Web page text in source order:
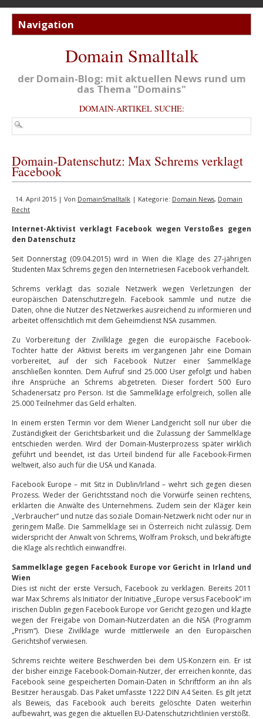
Domain Smalltalk
der Domain-Blog: mit aktuellen News rund um
das Thema "Domains"
DOMAIN-ARTIKEL SUCHE:
Domain-Datenschutz: Max Schrems verklagt
Facebook
14. April 2015 | Von DomainSmalltalk | Kategorie: Domain News, Domain
Recht
Internet-Aktivist verklagt Facebook wegen Verstoßes gegen
den Datenschutz
Seit Donnerstag (09.04.2015) wird in Wien die Klage des 27-jährigen
Studenten Max Schrems gegen den Internetriesen Facebook verhandelt.
Schrems verklagt das soziale Netzwerk wegen Verletzungen der
europäischen Datenschutzregeln. Facebook sammle und nutze die
Daten, ohne die Nutzer des Netzwerkes ausreichend zu informieren und
arbeitet offensichtlich mit dem Geheimdienst NSA zusammen.
Zu Vorbereitung der Zivilklage gegen die europäische Facebook-
Tochter hatte der Aktivist bereits im vergangenen Jahr eine Domain
vorbereitet, auf der sich Facebook Nutzer einer Sammelklage
anschließen konnten. Dem Aufruf sind 25.000 User gefolgt und haben
ihre Ansprüche an Schrems abgetreten. Dieser fordert 500 Euro
Schadenersatz pro Person. Ist die Sammelklage erfolgreich, sollen alle
25.000 Teilnehmer das Geld erhalten.
In einem ersten Termin vor dem Wiener Landgericht soll nur über die
Zuständigkeit der Gerichtsbarkeit und die Zulassung der Sammelklage
entschieden werden. Wird der Domain-Musterprozess später wirklich
geführt und beendet, ist das Urteil bindend für alle Facebook-Firmen
weltweit, also auch für die USA und Kanada.
Facebook Europe – mit Sitz in Dublin/Irland – wehrt sich gegen diesen
Prozess. Weder der Gerichtsstand noch die Vorwürfe seinen rechtens,
erklärten die Anwälte des Unternehmens. Zudem sein der Kläger kein
„Verbraucher“ und nutze das soziale Domain-Netzwerk nicht oder nur in
geringem Maße. Die Sammelklage sei in Österreich nicht zulässig. Dem
widerspricht der Anwalt von Schrems, Wolfram Proksch, und bekräftigte
die Klage als rechtlich einwandfrei.
Sammelklage gegen Facebook Europe vor Gericht in Irland und
Wien
Dies ist nicht der erste Versuch, Facebook zu verklagen. Bereits 2011
war Max Schrems als Initiator der Initiative „Europe versus Facebook“ im
irischen Dublin gegen Facebook Europe vor Gericht gezogen und klagte
wegen der Freigabe von Domain-Nutzerdaten an die NSA (Programm
„Prism“). Diese Zivilklage wurde mittlerweile an den Europäischen
Gerichtshof verwiesen.
Schrems reichte weitere Beschwerden bei dem US-Konzern ein. Er ist
der bisher einzige Facebook-Domain-Nutzer, der erreichen konnte, das
Facebook seine gespeicherten Domain-Daten in Schriftform an ihn als
Besitzer herausgab. Das Paket umfasste 1222 DIN A4 Seiten. Es gilt jetzt
als Beweis, das Facebook auch bereits gelöschte Daten weiterhin
aufbewahrt, was gegen die aktuellen EU-Datenschutzrichtlinien verstößt.